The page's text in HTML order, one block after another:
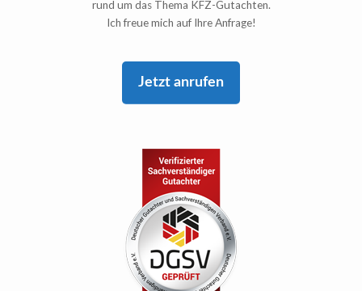
rund um das Thema KFZ-Gutachten.
Ich freue mich auf Ihre Anfrage!
Jetzt anrufen